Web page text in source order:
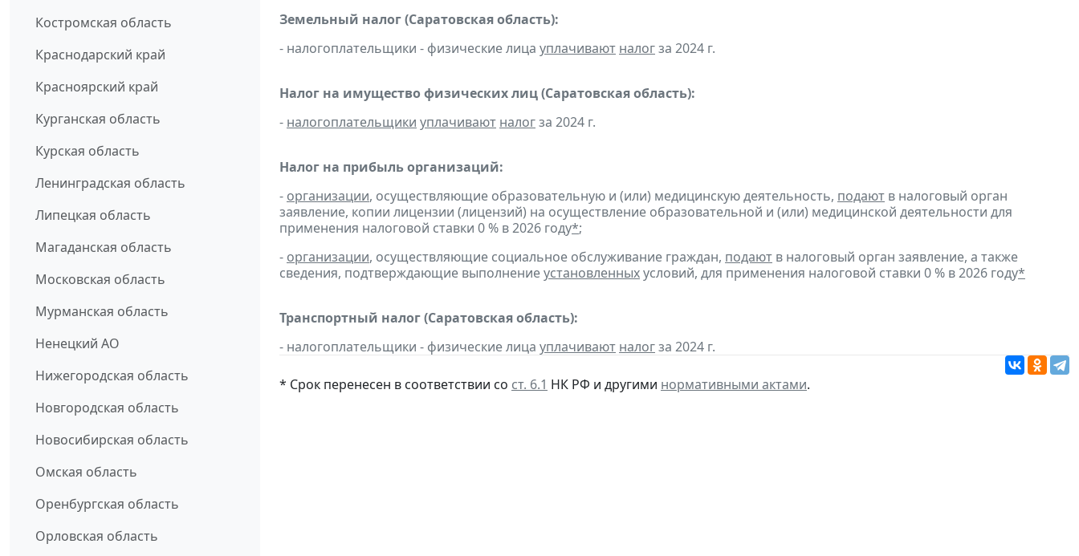
Костромская область
Краснодарский край
Красноярский край
Курганская область
Курская область
Ленинградская область
Липецкая область
Магаданская область
Московская область
Мурманская область
Ненецкий АО
Нижегородская область
Новгородская область
Новосибирская область
Омская область
Оренбургская область
Орловская область
Земельный налог (Саратовская область):
- налогоплательщики - физические лица уплачивают налогза 2024 г.
Налог на имущество физических лиц (Саратовская область):
- налогоплательщики уплачивают налогза 2024 г.
Налог на прибыль организаций:
- организации, осуществляющие образовательную и (или) медицинскую деятельность, подают в налоговый орган
заявление, копии лицензии (лицензий) на осуществление образовательной и (или) медицинской деятельности для
применения налоговой ставки 0 % в 2026 году*;
- организации, осуществляющие социальное обслуживание граждан, подают в налоговый орган заявление, а также
сведения, подтверждающие выполнениеустановленныхусловий, для применения налоговой ставки 0 % в 2026 году*
Транспортный налог (Саратовская область):
- налогоплательщики - физические лица уплачивают налогза 2024 г.
* Срок перенесен в соответствии со ст. 6.1 НК РФ и другими нормативными актами.